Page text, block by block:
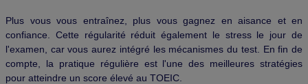
Plus vous vous entraînez, plus vous gagnez en aisance et en
confiance. Cette régularité réduit également le stress le jour de
l'examen, car vous aurez intégré les mécanismes du test. En fin de
compte, la pratique régulière est l'une des meilleures stratégies
pour atteindre un score élevé au TOEIC.